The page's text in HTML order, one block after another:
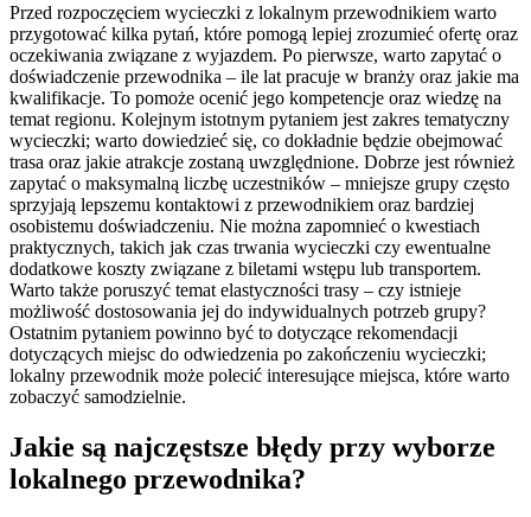
Przed rozpoczęciem wycieczki z lokalnym przewodnikiem warto
przygotować kilka pytań, które pomogą lepiej zrozumieć ofertę oraz
oczekiwania związane z wyjazdem. Po pierwsze, warto zapytać o
doświadczenie przewodnika – ile lat pracuje w branży oraz jakie ma
kwalifikacje. To pomoże ocenić jego kompetencje oraz wiedzę na
temat regionu. Kolejnym istotnym pytaniem jest zakres tematyczny
wycieczki; warto dowiedzieć się, co dokładnie będzie obejmować
trasa oraz jakie atrakcje zostaną uwzględnione. Dobrze jest również
zapytać o maksymalną liczbę uczestników – mniejsze grupy często
sprzyjają lepszemu kontaktowi z przewodnikiem oraz bardziej
osobistemu doświadczeniu. Nie można zapomnieć o kwestiach
praktycznych, takich jak czas trwania wycieczki czy ewentualne
dodatkowe koszty związane z biletami wstępu lub transportem.
Warto także poruszyć temat elastyczności trasy – czy istnieje
możliwość dostosowania jej do indywidualnych potrzeb grupy?
Ostatnim pytaniem powinno być to dotyczące rekomendacji
dotyczących miejsc do odwiedzenia po zakończeniu wycieczki;
lokalny przewodnik może polecić interesujące miejsca, które warto
zobaczyć samodzielnie.
Jakie są najczęstsze błędy przy wyborze
lokalnego przewodnika?